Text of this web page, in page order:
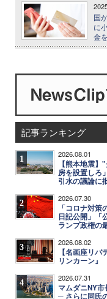
国
に
金
記事ランキング
1 2026.08.01
【熊本地震
房を設置しろ
引水の議論に
2 2026.07.30
「コロナ対
日記公開」「
ランプ政権の
3 2026.08.02
【名画座リ
リンカーン』
4 2026.07.31
マムダニNY
─ さらに同氏